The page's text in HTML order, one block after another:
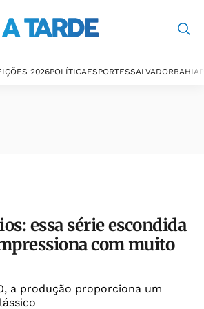
2026POLÍTICAESPORTESSALVADORBAHIA
essa série escondida
com muito
a produção proporciona um